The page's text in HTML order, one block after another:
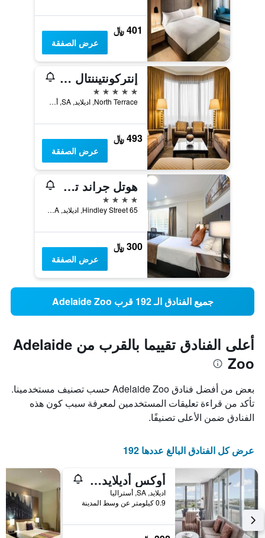
401 ﷼
عرض الصفقة
إنتركونتيننتال أدليد
5 نجوم
North Terrace, اديلايد, SA, أستراليا
493 ﷼
عرض الصفقة
هوتل جراند تشانسلور أديليد
4 نجوم
65 Hindley Street, اديلايد, SA, أستراليا
300 ﷼
عرض الصفقة
جميع الفنادق الـ 192 قرب Adelaide Zoo
أعلى الفنادق تقييما بالقرب من Adelaide
Zoo
بعض من أفضل فنادق Adelaide Zoo حسب تصنيف مستخدمينا.
تأكد من قراءة تعليقات المستخدمين لمعرفة سبب كون هذه
الفنادق ضمن الأعلى تصنيفًا.
عرض كل الفنادق البالغ عددها 192
أوكس أديلايد إمباسي سويتس
اديلايد, SA, أستراليا
0.9 كيلومتر عن وسط المدينة